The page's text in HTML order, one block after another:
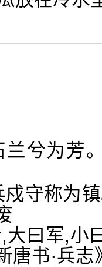
兰兮为芳
守称为
大曰军,小
书·兵志